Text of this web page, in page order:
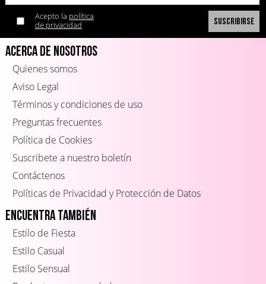
Acepto la política
de privacidad
Acerca de Nosotros
Quienes somos
Aviso Legal
Términos y condiciones de uso
Preguntas frecuentes
Política de Cookies
Suscribete a nuestro boletín
Contáctenos
Políticas de Privacidad y Protección de Datos
Encuentra también
Estilo de Fiesta
Estilo Casual
Estilo Sensual